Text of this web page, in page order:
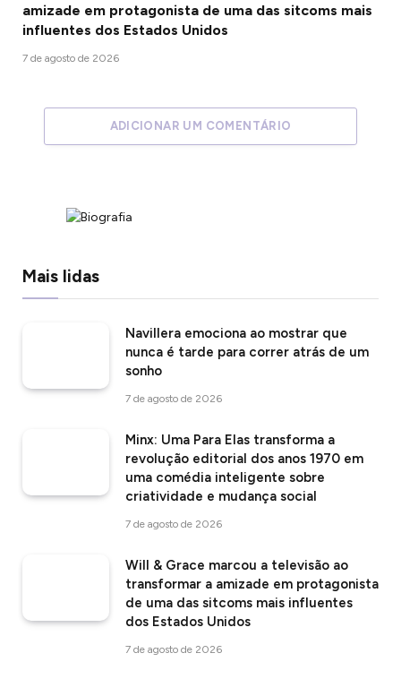
amizade em protagonista de uma das sitcoms mais
influentes dos Estados Unidos
7 de agosto de 2026
ADICIONAR UM COMENTÁRIO
Mais lidas
Navillera emociona ao mostrar que
nunca é tarde para correr atrás de um
sonho
7 de agosto de 2026
Minx: Uma Para Elas transforma a
revolução editorial dos anos 1970 em
uma comédia inteligente sobre
criatividade e mudança social
7 de agosto de 2026
Will & Grace marcou a televisão ao
transformar a amizade em protagonista
de uma das sitcoms mais influentes
dos Estados Unidos
7 de agosto de 2026